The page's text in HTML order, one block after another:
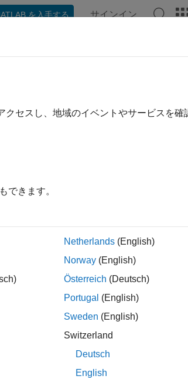
を入手する サインイン
変換
で与えられた回転を
元数への変換
セスし、地域のイベントやサービスを
できます。
Netherlands (English)
Norway (English)
Österreich (Deutsch)
Portugal (English)
Sweden (English)
Switzerland
Deutsch
English